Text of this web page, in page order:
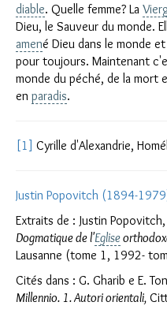
diable. Quelle femme? La
Dieu, le Sauveur du monde.
amené Dieu dans le monde
pour toujours. Maintenant
monde du péché, de la mort
en paradis.
[1] Cyrille d'Alexandrie,
Justin Popovitch (1894-
Extraits de : Justin Popovitch,
Dogmatique de l'Eglise
Lausanne (tome 1, 1992-
Cités dans : G. Gharib e E.
Millennio. 1. Autori orientali,